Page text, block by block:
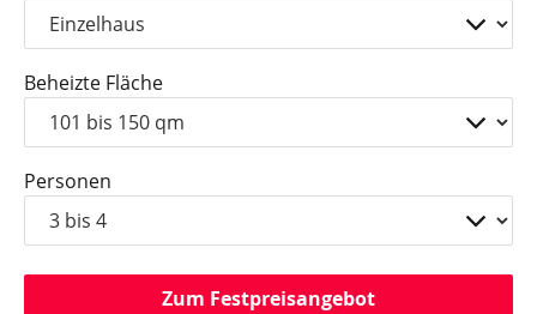
Beheizte Fläche
Personen
Zum Festpreisangebot